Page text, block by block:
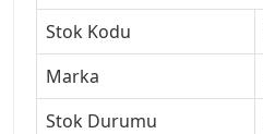
Stok Kodu
Marka
Stok Durumu